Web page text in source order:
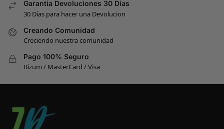
Garantia Devoluciones 30 Días
30 Días para hacer una Devolucion
Creando Comunidad
Creciendo nuestra comunidad
Pago 100% Seguro
Bizum / MasterCard / Visa